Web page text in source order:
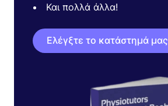
Και πολλά άλλα!
Ελέγξτε το κατάστημά μας